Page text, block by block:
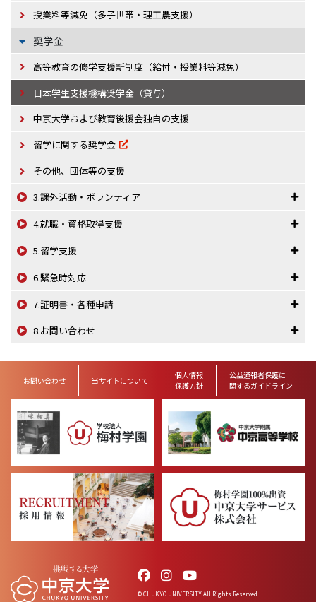
授業料等減免（多子世帯・理工農支援）
奨学金
高等教育の修学支援新制度（給付・授業料等減免）
日本学生支援機構奨学金（貸与）
中京大学および教育後援会独自の支援
留学に関する奨学金
その他、団体等の支援
3.課外活動・ボランティア
4.就職・資格取得支援
5.留学支援
6.緊急時対応
7.証明書・各種申請
8.お問い合わせ
お問い合わせ 当サイトについて
個人情報
保護方針
公益通報者保護に
関するガイドライン
© CHUKYO UNIVERSITY All Rights Reserved.